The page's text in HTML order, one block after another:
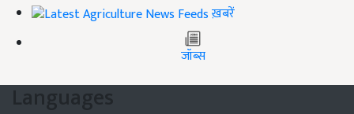
ख़बरें
जॉब्स
Languages